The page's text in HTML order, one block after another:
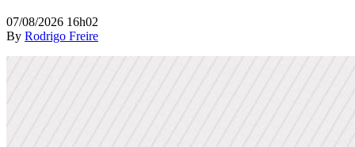
07/08/2026 16h02
By Rodrigo Freire